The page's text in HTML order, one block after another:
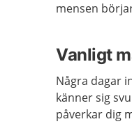
mensen
Vanligt
Några dagar i
känner sig
påverkar dig